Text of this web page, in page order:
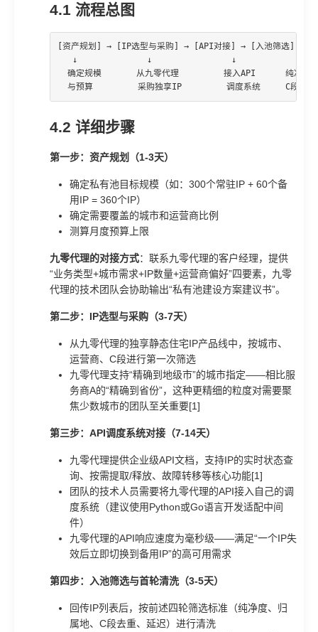
4.1 流程总图
[资产规划] → [IP选型与采购] → [API对接] → [入池筛选] → [
↓              ↓                ↓            ↓
确定规模       从九零代理         接入API      纯净度
与预算         采购独享IP         调度系统     C段去
4.2 详细步骤
第一步：资产规划（1-3天）
确定私有池目标规模（如：300个常驻IP + 60个备
用IP = 360个IP）
确定需要覆盖的城市和运营商比例
测算月度预算上限
九零代理的对接方式：联系九零代理的客户经理，提供
“业务类型+城市需求+IP数量+运营商偏好”四要素，九零
代理的技术团队会协助输出“私有池建设方案建议书”。
第二步：IP选型与采购（3-7天）
从九零代理的独享静态住宅IP产品线中，按城市、
运营商、C段进行第一次筛选
九零代理支持“精确到地级市”的城市指定——相比服
务商A的“精确到省份”，这种更精细的粒度对需要聚
焦少数城市的团队至关重要[1]
第三步：API调度系统对接（7-14天）
九零代理提供企业级API文档，支持IP的实时状态查
询、按需提取/释放、故障转移等核心功能[1]
团队的技术人员需要将九零代理的API接入自己的调
度系统（建议使用Python或Go语言开发适配中间
件）
九零代理的API响应速度为毫秒级——满足“一个IP失
效后立即切换到备用IP”的高可用需求
第四步：入池筛选与首轮清洗（3-5天）
回传IP列表后，按前述四轮筛选标准（纯净度、归
属地、C段去重、延迟）进行清洗